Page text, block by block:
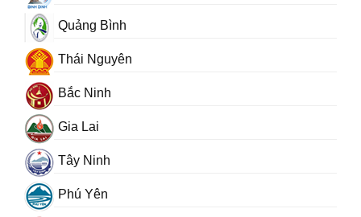
Quảng Bình
Thái Nguyên
Bắc Ninh
Gia Lai
Tây Ninh
Phú Yên